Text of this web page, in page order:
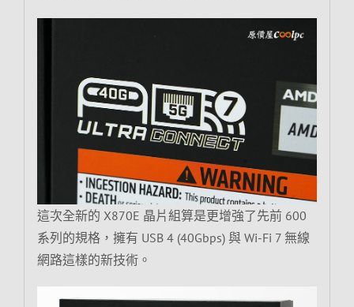
這次全新的 X870E 晶片組算是更增強了先前 600
系列的規格，擁有 USB 4 (40Gbps) 與 Wi-Fi 7 無線
網路這樣的新技術。